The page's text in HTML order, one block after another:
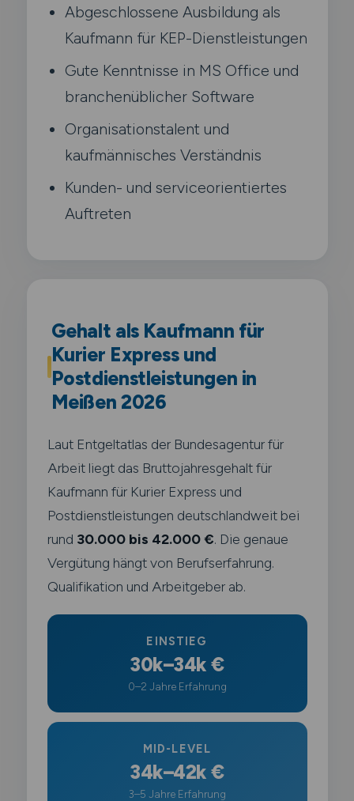
Abgeschlossene Ausbildung als
Kaufmann für KEP-Dienstleistungen
Gute Kenntnisse in MS Office und
branchenüblicher Software
Organisationstalent und
kaufmännisches Verständnis
Kunden- und serviceorientiertes
Auftreten
Gehalt als Kaufmann für
Kurier Express und
Postdienstleistungen in
Meißen 2026
Laut Entgeltatlas der Bundesagentur für
Arbeit liegt das Bruttojahresgehalt für
Kaufmann für Kurier Express und
Postdienstleistungen deutschlandweit bei
rund 30.000 bis 42.000 €. Die genaue
Vergütung hängt von Berufserfahrung.
Qualifikation und Arbeitgeber ab.
EINSTIEG
30k–34k €
0–2 Jahre Erfahrung
MID-LEVEL
34k–42k €
3–5 Jahre Erfahrung